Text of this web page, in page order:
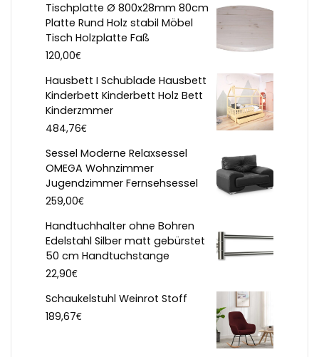
Tischplatte Ø 800x28mm 80cm
Platte Rund Holz stabil Möbel
Tisch Holzplatte Faß
120,00€
Hausbett I Schublade Hausbett
Kinderbett Kinderbett Holz Bett
Kinderzmmer
484,76€
Sessel Moderne Relaxsessel
OMEGA Wohnzimmer
Jugendzimmer Fernsehsessel
259,00€
Handtuchhalter ohne Bohren
Edelstahl Silber matt gebürstet
50 cm Handtuchstange
22,90€
Schaukelstuhl Weinrot Stoff
189,67€